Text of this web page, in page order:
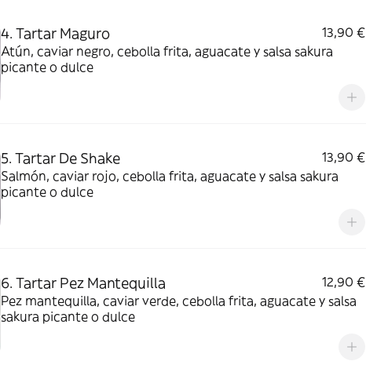
4. Tartar Maguro
13,90 €
Atún, caviar negro, cebolla frita, aguacate y salsa sakura
picante o dulce
5. Tartar De Shake
13,90 €
Salmón, caviar rojo, cebolla frita, aguacate y salsa sakura
picante o dulce
6. Tartar Pez Mantequilla
12,90 €
Pez mantequilla, caviar verde, cebolla frita, aguacate y salsa
sakura picante o dulce